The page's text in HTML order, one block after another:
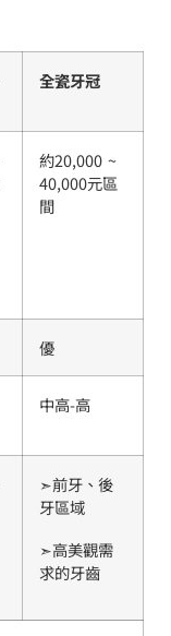
全瓷牙冠
約20,000 ~
40,000元區
間
優
中高-高
➣前牙、後
牙區域
➣高美觀需
求的牙齒